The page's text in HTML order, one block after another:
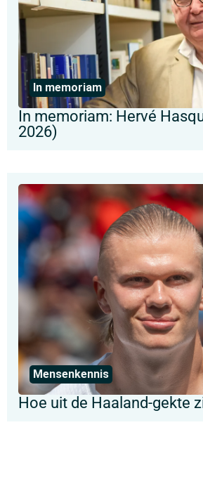
In memoriam
In memoriam: Hervé
2026)
Mensenkennis
Hoe uit de Haaland-gekte